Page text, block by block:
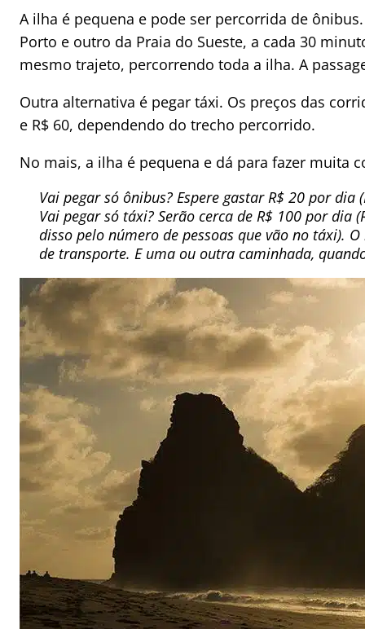
A ilha é pequena e pode ser percorrida de
Porto e outro da Praia do Sueste, a cada 30
mesmo trajeto, percorrendo toda a ilha. A
Outra alternativa é pegar táxi. Os preços das
e R$ 60, dependendo do trecho percorrido.
No mais, a ilha é pequena e dá para fazer muita
Vai pegar só ônibus? Espere gastar R$ 20 por
Vai pegar só táxi? Serão cerca de R$ 100 por dia
disso pelo número de pessoas que vão no táxi).
de transporte. E uma ou outra caminhada,